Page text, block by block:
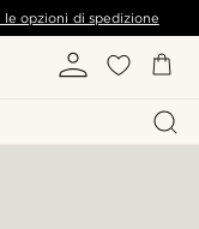
le opzioni di spedizione